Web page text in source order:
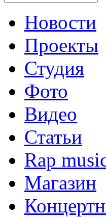
Новости
Проекты
Студия
Фото
Видео
Статьи
Rap
Магазин